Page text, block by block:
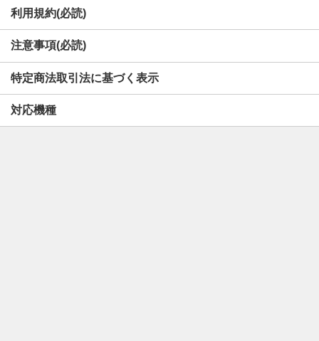
利用規約(必読)
注意事項(必読)
特定商法取引法に基づく表示
対応機種